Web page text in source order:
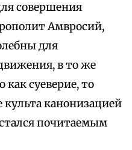
совершения
Амвросий,
для
в то же
как суеверие, то
культа канонизацией
почитаемым